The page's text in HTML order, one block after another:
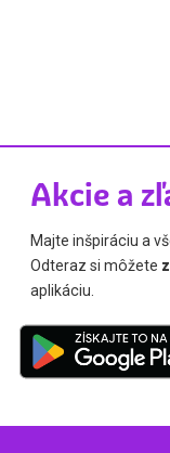
Akcie a
Majte inšpiráciu a
Odteraz si môžete
aplikáciu.